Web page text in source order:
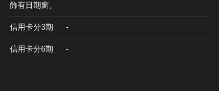
飾有日期窗。
信用卡分3期 ​-
信用卡分6期 -